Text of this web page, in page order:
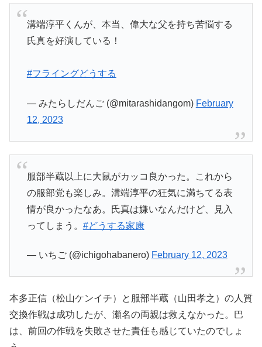
溝端淳平くんが、本当、偉大な父を持ち苦悩する
氏真を好演している！
#フライングどうする
— みたらしだんご (@mitarashidangom) February
12, 2023
服部半蔵以上に大鼠がカッコ良かった。これから
の服部党も楽しみ。溝端淳平の狂気に満ちてる表
情が良かったなあ。氏真は嫌いなんだけど、見入
ってしまう。 #どうする家康
— いちご (@ichigohabanero) February 12, 2023
本多正信（松山ケンイチ）と服部半蔵（山田孝之）の人質
交換作戦は成功したが、瀬名の両親は救えなかった。巴
は、前回の作戦を失敗させた責任も感じていたのでしょ